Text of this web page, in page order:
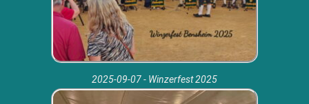
2025-09-07 - Winzerfest 2025